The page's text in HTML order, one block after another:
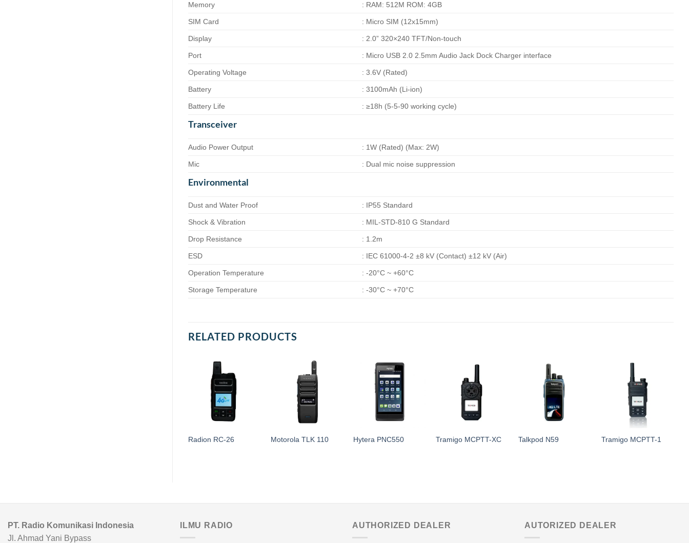
Memory : RAM: 512M ROM: 4GB
SIM Card : Micro SIM (12x15mm)
Display : 2.0” 320×240 TFT/Non-touch
Port : Micro USB 2.0 2.5mm Audio Jack Dock Charger interface
Operating Voltage : 3.6V (Rated)
Battery : 3100mAh (Li-ion)
Battery Life : ≥18h (5-5-90 working cycle)
Transceiver
Audio Power Output : 1W (Rated) (Max: 2W)
Mic : Dual mic noise suppression
Environmental
Dust and Water Proof : IP55 Standard
Shock & Vibration : MIL-STD-810 G Standard
Drop Resistance : 1.2m
ESD : IEC 61000-4-2 ±8 kV (Contact) ±12 kV (Air)
Operation Temperature : -20°C ~ +60°C
Storage Temperature : -30°C ~ +70°C
RELATED PRODUCTS
Radion RC-26 Motorola TLK 110 Hytera PNC550 Tramigo MCPTT-XC Talkpod N59 Tramigo MCPTT-1
PT. Radio Komunikasi Indonesia
Jl. Ahmad Yani Bypass
ILMU RADIO AUTHORIZED DEALER AUTORIZED DEALER